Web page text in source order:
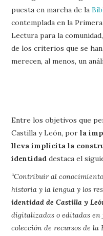
puesta en marcha de la
contemplada en la
Lectura para la
de los criterios que se
merecen, al menos, un
Entre los objetivos que
Castilla y León, porla
lleva implícita la
identidad destaca el
“Contribuir al
historia y la lengua y los
identidad de Castilla y
digitalizadas o editadas
colección de recursos de la